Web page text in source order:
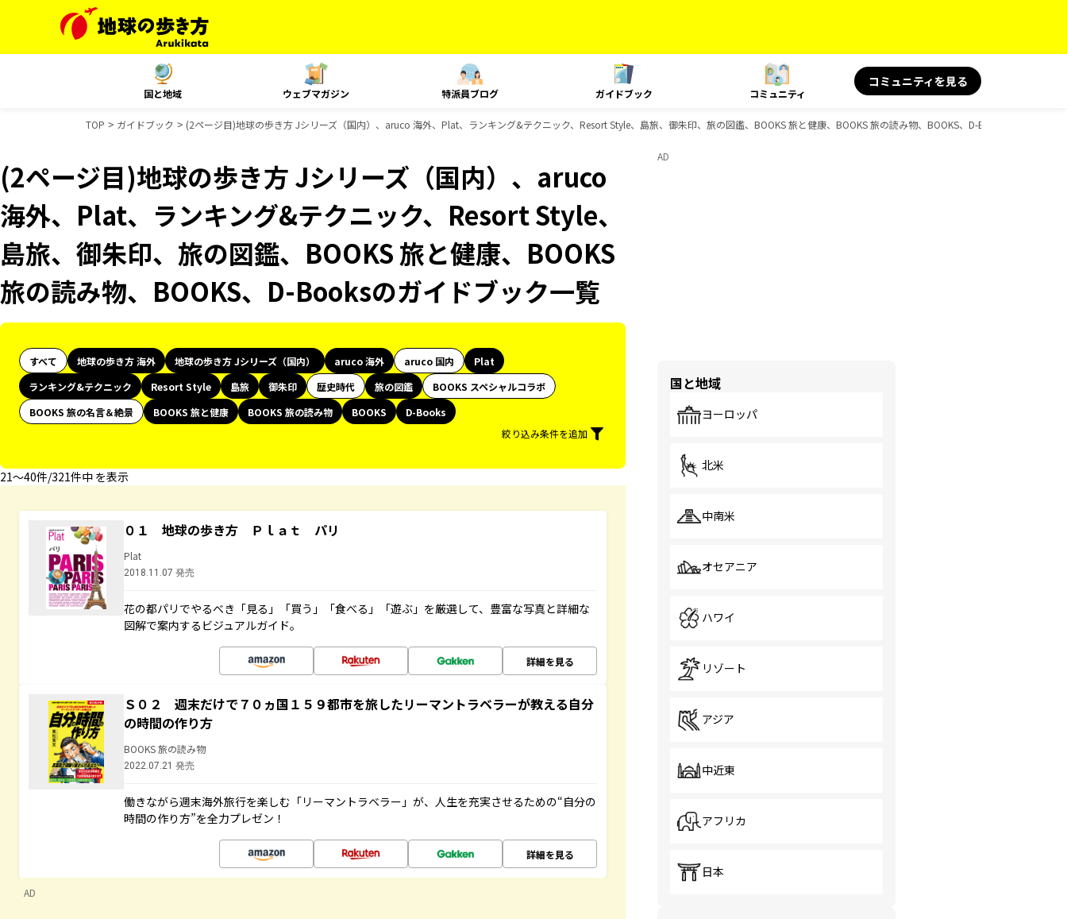
国と地域 ウェブマガジン 特派員ブログ ガイドブック コミュニティ
コミュニティを見る
TOP ガイドブック (2ページ目)地球の歩き方 Jシリーズ（国内）、aruco 海外、Plat、ランキング&テクニック、Resort Style、島旅、御朱印、旅の図鑑、BOOKS 旅と健康、BOOKS 旅の読み物、BOOKS、D-Booksのガイドブッ
(2ページ目)地球の歩き方 Jシリーズ（国内）、aruco
海外、Plat、ランキング&テクニック、Resort Style、
島旅、御朱印、旅の図鑑、BOOKS 旅と健康、BOOKS
旅の読み物、BOOKS、D-Booksのガイドブック一覧
すべて 地球の歩き方 海外 地球の歩き方 Jシリーズ（国内） aruco 海外 aruco 国内
Plat
ランキング&テクニック
Resort Style 島旅 御朱印 歴史時代 旅の図鑑
BOOKS スペシャルコラボ
BOOKS 旅の名言＆絶景
BOOKS 旅と健康 BOOKS 旅の読み物 BOOKS
D-Books
絞り込み条件を追加
21〜40件/321件中 を表示
０１ 地球の歩き方 Ｐｌａｔ パリ
Plat
2018.11.07 発売
花の都パリでやるべき「見る」「買う」「食べる」「遊ぶ」を厳選して、豊富な写真と詳細な
図解で案内するビジュアルガイド。
詳細を見る
Ｓ０２ 週末だけで７０ヵ国１５９都市を旅したリーマントラベラーが教える自分
の時間の作り方
BOOKS 旅の読み物
2022.07.21 発売
働きながら週末海外旅行を楽しむ「リーマントラベラー」が、人生を充実させるための“自分の
時間の作り方”を全力プレゼン！
詳細を見る
AD
AD
国と地域
ヨーロッパ
北米
中南米
オセアニア
ハワイ
リゾート
アジア
中近東
アフリカ
日本